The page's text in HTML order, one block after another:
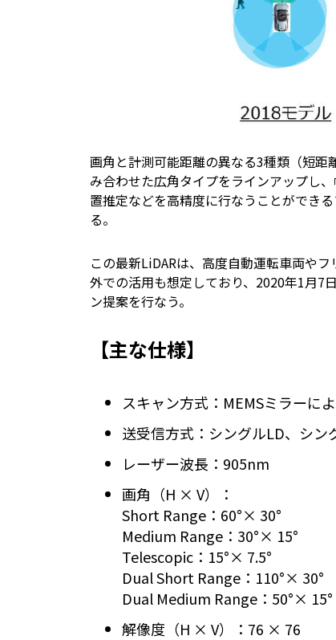
画角と計測可能距離の異なる3種類（短
み合わせた広角タイプをラインアップし
置推定などを高精度に行なうことができ
る。
この最新LiDARは、高度自動運転車両や
外での活用も想定しており、2020年1月7
ン提案を行なう。
【主な仕様】
スキャン方式：MEMSミラーに
送受信方式：シングルLD、シン
レーザー波長：905nm
画角（H × V）：
Short Range：60°× 30°
Medium Range：30°× 15°
Telescopic：15°× 7.5°
Dual Short Range：110°× 30°
Dual Medium Range：50°× 15°
解像度（H × V）：76 × 76